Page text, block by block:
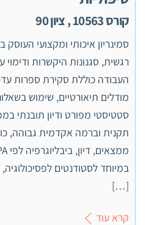
קורס 10563 , ציון 90
סמינריון איכותי ומקצועי העוסק
רגשית, סגנונות היקשרות
העבודה כוללת סקירת ספרות
מודלים תיאורטיים, שימוש
סטטיסטי מפורט ודיון תובנתי
תקנית וברמה אקדמית גבוהה,
במיוחד לסטודנטים לפסיכולוגיה,
[…]
קרא עוד